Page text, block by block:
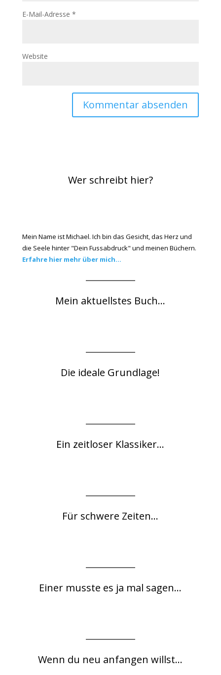
E-Mail-Adresse *
Website
Wer schreibt hier?
Mein Name ist Michael. Ich bin das Gesicht, das Herz und
die Seele hinter "Dein Fussabdruck" und meinen Büchern.
Erfahre hier mehr über mich...
Mein aktuellstes Buch...
Die ideale Grundlage!
Ein zeitloser Klassiker...
Für schwere Zeiten...
Einer musste es ja mal sagen...
Wenn du neu anfangen willst...